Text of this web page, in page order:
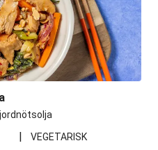
| VEGETARISK